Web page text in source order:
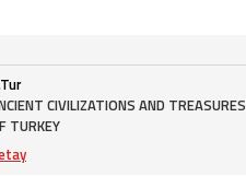
CIVILIZATIONS AND TREASURES
TURKEY